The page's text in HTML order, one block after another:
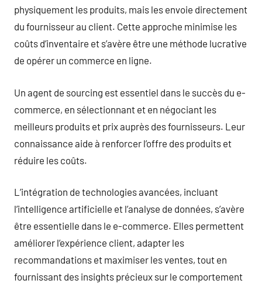
physiquement les produits, mais les envoie directement
du fournisseur au client. Cette approche minimise les
coûts d’inventaire et s’avère être une méthode lucrative
de opérer un commerce en ligne.
Un agent de sourcing est essentiel dans le succès du e-
commerce, en sélectionnant et en négociant les
meilleurs produits et prix auprès des fournisseurs. Leur
connaissance aide à renforcer l’offre des produits et
réduire les coûts.
L’intégration de technologies avancées, incluant
l’intelligence artificielle et l’analyse de données, s’avère
être essentielle dans le e-commerce. Elles permettent
améliorer l’expérience client, adapter les
recommandations et maximiser les ventes, tout en
fournissant des insights précieux sur le comportement